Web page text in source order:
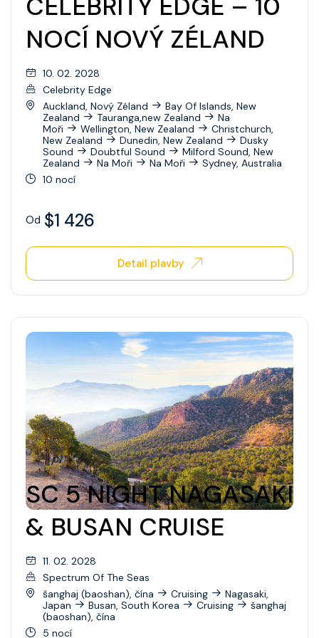
Wonder Of The Seas
Celebrity Apex
Celebrity Ascent
Celebrity Beyond
Celebrity Boundless
Celebrity Compass
Celebrity Eclipse
Celebrity Edge
Celebrity Infinity
Celebrity Millennium
Celebrity Reflection
Celebrity Roamer
Celebrity Seeker
Celebrity Silhouette
Celebrity Solstice
Celebrity Summit
Celebrity Wanderer
Celebrity Xcel
Celebrity Xpedition
CELEBRITY EDGE – 10
NOCÍ NOVÝ ZÉLAND
10. 02. 2028
Celebrity Edge
Auckland, Nový Zéland
Bay Of Islands, New
Zealand
Tauranga,new Zealand
Na
Moři
Wellington, New Zealand
Christchurch,
New Zealand
Dunedin, New Zealand
Dusky
Sound
Doubtful Sound
Milford Sound, New
Zealand
Na Moři Na Moři
Sydney, Australia
10 nocí
Od $1 426
Detail plavby
SC 5 NIGHT NAGASAKI
& BUSAN CRUISE
11. 02. 2028
Spectrum Of The Seas
šanghaj (baoshan), čína
Cruising
Nagasaki,
Japan
Busan, South Korea Cruising
šanghaj
(baoshan), čína
5 nocí